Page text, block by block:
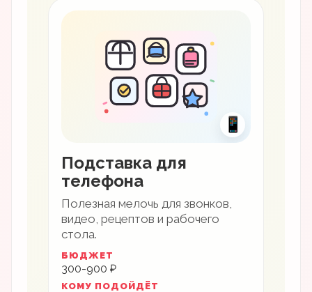
📱
Подставка для
телефона
Полезная мелочь для звонков,
видео, рецептов и рабочего
стола.
БЮДЖЕТ
300-900 ₽
КОМУ ПОДОЙДЁТ